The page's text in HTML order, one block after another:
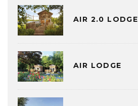
AIR 2.0 LODGE
AIR LODGE